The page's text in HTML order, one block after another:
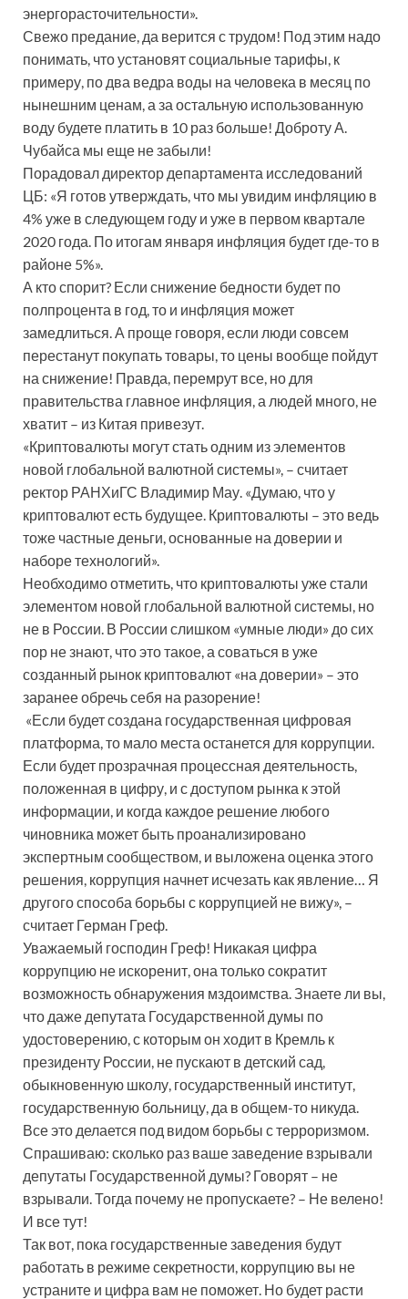
энергорасточительности».
Свежо предание, да верится с трудом! Под этим надо
понимать, что установят социальные тарифы, к
примеру, по два ведра воды на человека в месяц по
нынешним ценам, а за остальную использованную
воду будете платить в 10 раз больше! Доброту А.
Чубайса мы еще не забыли!
Порадовал директор департамента исследований
ЦБ: «Я готов утверждать, что мы увидим инфляцию в
4% уже в следующем году и уже в первом квартале
2020 года. По итогам января инфляция будет где-то в
районе 5%».
А кто спорит? Если снижение бедности будет по
полпроцента в год, то и инфляция может
замедлиться. А проще говоря, если люди совсем
перестанут покупать товары, то цены вообще пойдут
на снижение! Правда, перемрут все, но для
правительства главное инфляция, а людей много, не
хватит – из Китая привезут.
«Криптовалюты могут стать одним из элементов
новой глобальной валютной системы», – считает
ректор РАНХиГС Владимир Мау. «Думаю, что у
криптовалют есть будущее. Криптовалюты – это ведь
тоже частные деньги, основанные на доверии и
наборе технологий».
Необходимо отметить, что криптовалюты уже стали
элементом новой глобальной валютной системы, но
не в России. В России слишком «умные люди» до сих
пор не знают, что это такое, а соваться в уже
созданный рынок криптовалют «на доверии» – это
заранее обречь себя на разорение!
«Если будет создана государственная цифровая
платформа, то мало места останется для коррупции.
Если будет прозрачная процессная деятельность,
положенная в цифру, и с доступом рынка к этой
информации, и когда каждое решение любого
чиновника может быть проанализировано
экспертным сообществом, и выложена оценка этого
решения, коррупция начнет исчезать как явление… Я
другого способа борьбы с коррупцией не вижу», –
считает Герман Греф.
Уважаемый господин Греф! Никакая цифра
коррупцию не искоренит, она только сократит
возможность обнаружения мздоимства. Знаете ли вы,
что даже депутата Государственной думы по
удостоверению, с которым он ходит в Кремль к
президенту России, не пускают в детский сад,
обыкновенную школу, государственный институт,
государственную больницу, да в общем-то никуда.
Все это делается под видом борьбы с терроризмом.
Спрашиваю: сколько раз ваше заведение взрывали
депутаты Государственной думы? Говорят – не
взрывали. Тогда почему не пропускаете? – Не велено!
И все тут!
Так вот, пока государственные заведения будут
работать в режиме секретности, коррупцию вы не
устраните и цифра вам не поможет. Но будет расти